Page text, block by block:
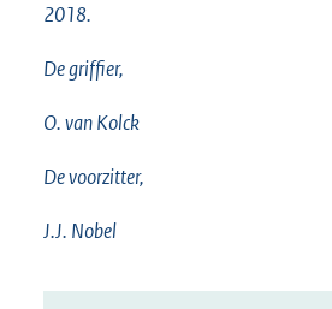
2018.
De griffier,
O. van Kolck
De voorzitter,
J.J. Nobel